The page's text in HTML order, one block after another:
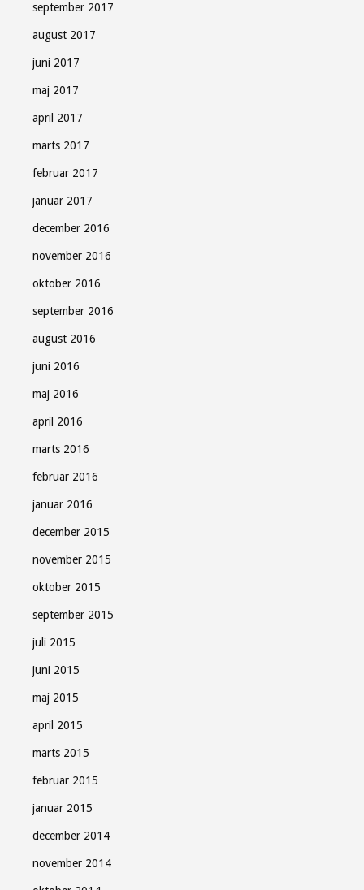
september 2017
august 2017
juni 2017
maj 2017
april 2017
marts 2017
februar 2017
januar 2017
december 2016
november 2016
oktober 2016
september 2016
august 2016
juni 2016
maj 2016
april 2016
marts 2016
februar 2016
januar 2016
december 2015
november 2015
oktober 2015
september 2015
juli 2015
juni 2015
maj 2015
april 2015
marts 2015
februar 2015
januar 2015
december 2014
november 2014